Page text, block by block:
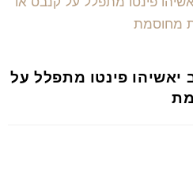
יאשיהו פינטו מתפלל על